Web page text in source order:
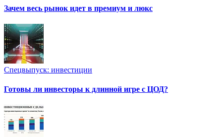
Зачем весь рынок идет в премиум и люкс
Спецвыпуск: инвестиции
Готовы ли инвесторы к длинной игре с ЦОД?